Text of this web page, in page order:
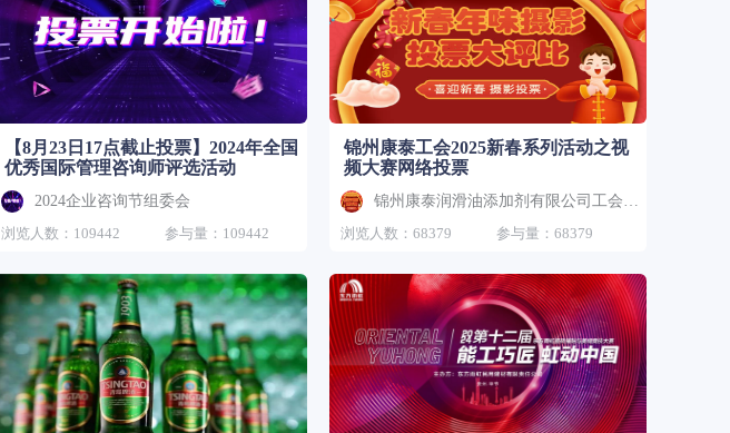
【8月23日17点截止投票】2024年全国
优秀国际管理咨询师评选活动
2024企业咨询节组委会
浏览人数：109442
参与量：109442
锦州康泰工会2025新春系列活动之视
频大赛网络投票
锦州康泰润滑油添加剂有限公司工会委员会
浏览人数：68379
参与量：68379